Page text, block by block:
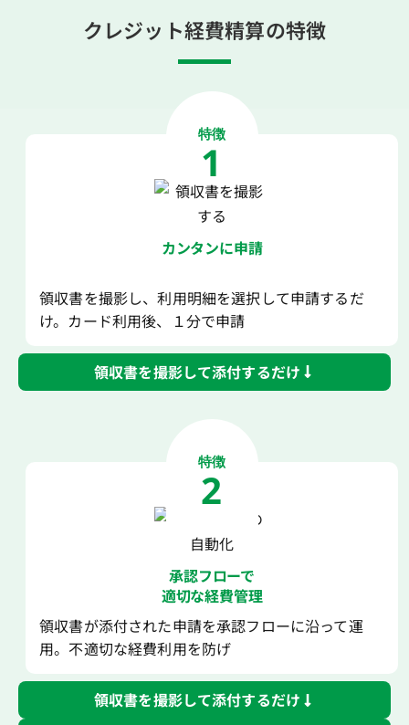
クレジット経費精算の特徴
特徴
1
カンタンに申請
領収書を撮影し、利用明細を選択して申請するだ
け。カード利用後、１分で申請
領収書を撮影して添付するだけ
承認フローで
適切な経費管理
領収書が添付された申請を承認フローに沿って運
用。不適切な経費利用を防げ
特徴
2
領収書を撮影して添付するだけ